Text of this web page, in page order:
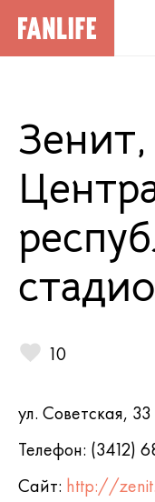
Зенит,
10
ул. Советская, 33
Телефон: (3412)
Сайт: http://